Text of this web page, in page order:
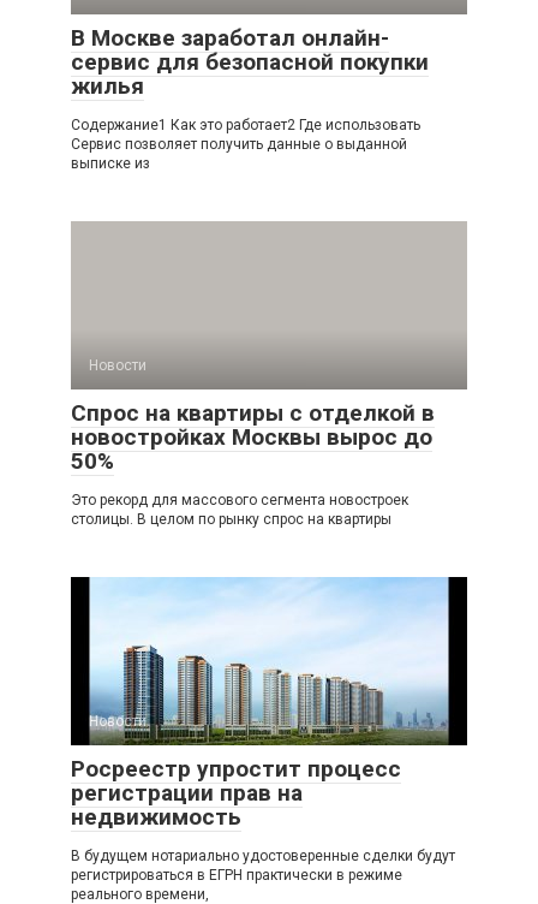
В Москве заработал онлайн-
сервис для безопасной покупки
жилья
Содержание1 Как это работает2 Где использовать
Сервис позволяет получить данные о выданной
выписке из
Новости
Спрос на квартиры с отделкой в
новостройках Москвы вырос до
50%
Это рекорд для массового сегмента новостроек
столицы. В целом по рынку спрос на квартиры
Новости
Росреестр упростит процесс
регистрации прав на
недвижимость
В будущем нотариально удостоверенные сделки будут
регистрироваться в ЕГРН практически в режиме
реального времени,